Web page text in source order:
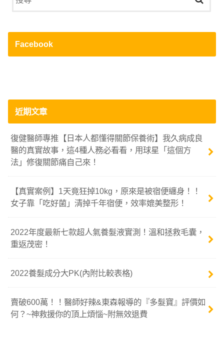
Facebook
近期文章
復健醫師專推【日本人都懂得關節保養術】我久病成良
醫的真實故事，這4種人務必看看，用球星「這個方
法」修復關節痛自己來！
【真實案例】1天竟狂掉10kg，原來是被宿便纏身！！
女子靠「吃好菌」清掉千年宿便，效率媲美整形！
2022年度最新七款超人氣養髮液實測！溫和拯救毛囊，
重返茂密！
2022養髮成分大PK(內附比較表格)
賣破600萬！！醫師好辣&東森報導的『多髮寶』評價如
何？~神救援你的頂上煩惱~附無效退費